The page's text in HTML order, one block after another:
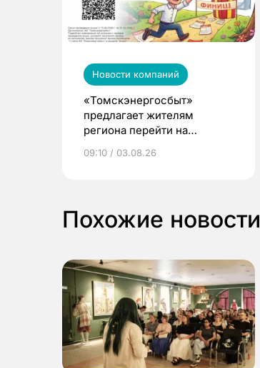
Новости компаний
«Томскэнергосбыт»
предлагает жителям
региона перейти на
выиграть призы
09:10 / 03.08.26
Похожие новости